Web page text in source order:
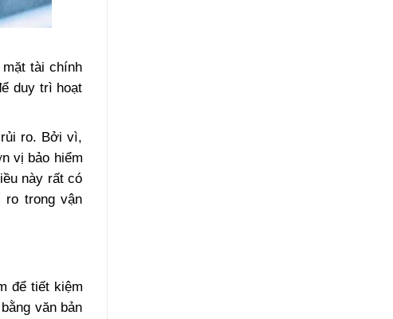
tài chính
duy trì hoạt
ro. Bởi vì,
vị bảo hiểm
này rất có
ro trong vận
để tiết kiệm
văn bản